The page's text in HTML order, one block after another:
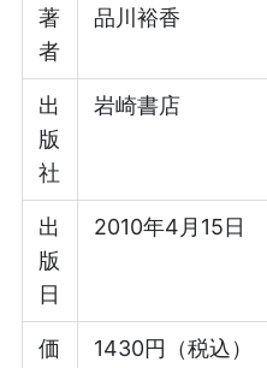
著
者
品川裕香
出
版
社
岩崎書店
出
版
日
2010年4月15日
価
1430円（税込）